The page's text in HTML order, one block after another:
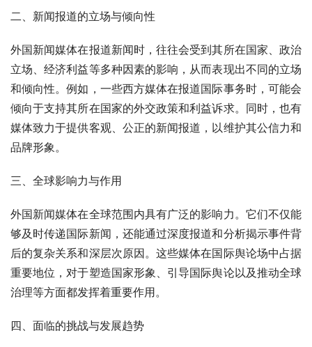
二、新闻报道的立场与倾向性
外国新闻媒体在报道新闻时，往往会受到其所在国家、政治
立场、经济利益等多种因素的影响，从而表现出不同的立场
和倾向性。例如，一些西方媒体在报道国际事务时，可能会
倾向于支持其所在国家的外交政策和利益诉求。同时，也有
媒体致力于提供客观、公正的新闻报道，以维护其公信力和
品牌形象。
三、全球影响力与作用
外国新闻媒体在全球范围内具有广泛的影响力。它们不仅能
够及时传递国际新闻，还能通过深度报道和分析揭示事件背
后的复杂关系和深层次原因。这些媒体在国际舆论场中占据
重要地位，对于塑造国家形象、引导国际舆论以及推动全球
治理等方面都发挥着重要作用。
四、面临的挑战与发展趋势